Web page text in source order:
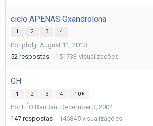
ciclo APENAS Oxandrolona
1 2 3 4
Por phdjj August 11, 2010
52 respostas 151733 visualizações
GH
1 2 3 4 10
Por LÉO BanBan December 3, 2004
147 respostas 146845 visualizações